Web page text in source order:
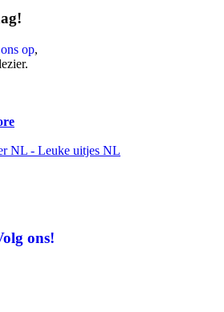
op,
NL - Leuke uitjes NL
ons!